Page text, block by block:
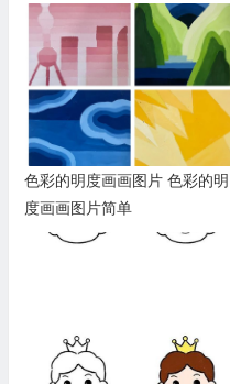
色彩的明度画画图片 色彩的明
度画画图片简单